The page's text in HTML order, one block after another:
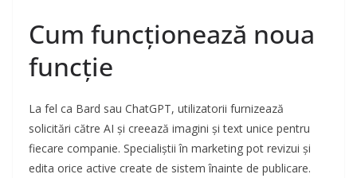
Cum funcționează noua
funcție
La fel ca Bard sau ChatGPT, utilizatorii furnizează
solicitări către AI și creează imagini și text unice pentru
fiecare companie. Specialiștii în marketing pot revizui și
edita orice active create de sistem înainte de publicare.